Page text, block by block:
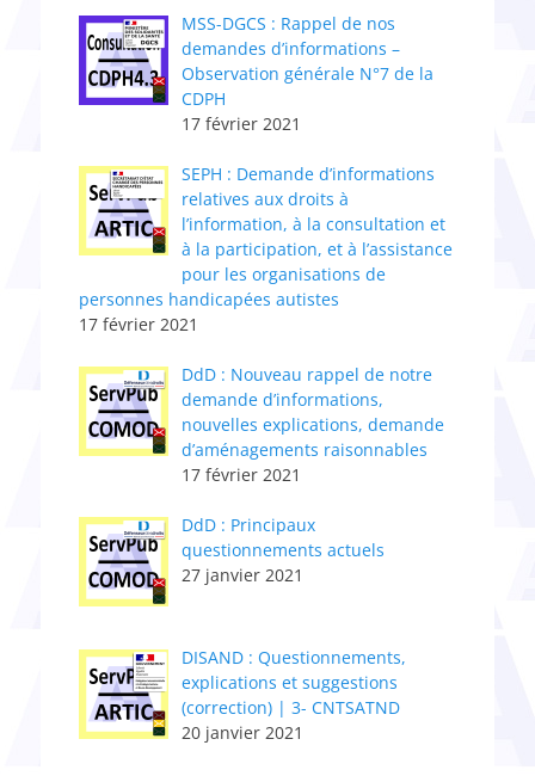
MSS-DGCS : Rappel de nos
demandes d’informations –
Observation générale N°7 de la
CDPH
17 février 2021
SEPH : Demande d’informations
relatives aux droits à
l’information, à la consultation et
à la participation, et à l’assistance
pour les organisations de
personnes handicapées autistes
17 février 2021
DdD : Nouveau rappel de notre
demande d’informations,
nouvelles explications, demande
d’aménagements raisonnables
17 février 2021
DdD : Principaux
questionnements actuels
27 janvier 2021
DISAND : Questionnements,
explications et suggestions
(correction) | 3- CNTSATND
20 janvier 2021